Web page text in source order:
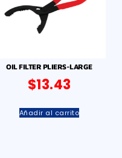
OIL FILTER PLIERS-LARGE
$13.43
Añadir al carrito